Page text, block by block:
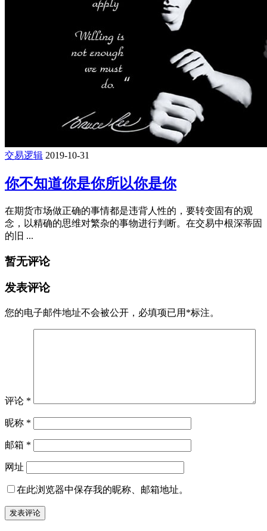
交易逻辑 2019-10-31
你不知道你是你所以你是你
在期货市场做正确的事情都是违背人性的，要转变固有的观
念，以精确的思维对繁杂的事物进行判断。在交易中根深蒂固
的旧 ...
暂无评论
发表评论
您的电子邮件地址不会被公开， 必填项已用 *标注。
评论 *
昵称 *
邮箱 *
网址
在此浏览器中保存我的昵称、邮箱地址。